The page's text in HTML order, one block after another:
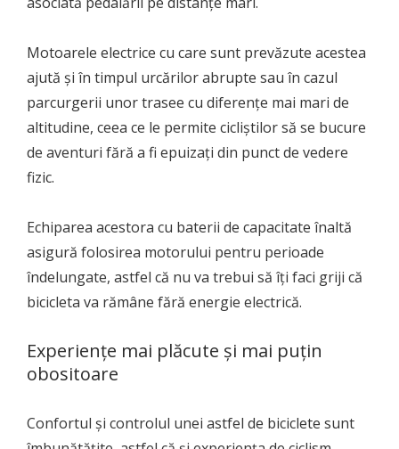
Motoarele electrice cu care sunt prevăzute acestea
ajută și în timpul urcărilor abrupte sau în cazul
parcurgerii unor trasee cu diferențe mai mari de
altitudine, ceea ce le permite cicliștilor să se bucure
de aventuri fără a fi epuizați din punct de vedere
fizic.
Echiparea acestora cu baterii de capacitate înaltă
asigură folosirea motorului pentru perioade
îndelungate, astfel că nu va trebui să îți faci griji că
bicicleta va rămâne fără energie electrică.
Experiențe mai plăcute și mai puțin
obositoare
Confortul și controlul unei astfel de biciclete sunt